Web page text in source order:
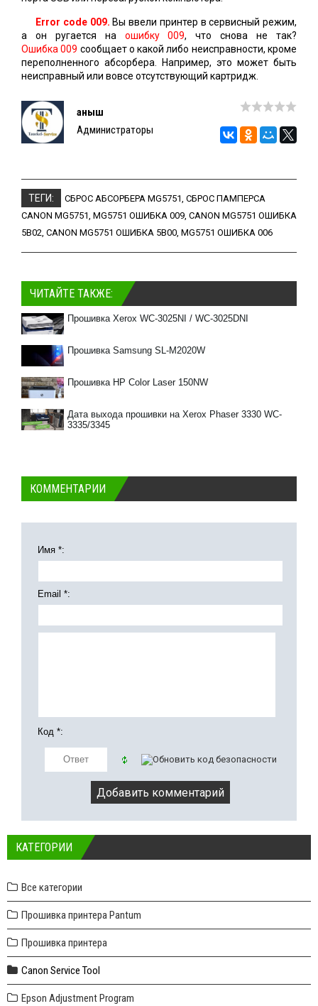
Error code 009. Вы ввели принтер в сервисный режим,
а он ругается на ошибку 009, что снова не так?
Ошибка 009 сообщает о какой либо неисправности, кроме
переполненного абсорбера. Например, это может быть
неисправный или вовсе отсутствующий картридж.
Қаныш
Администраторы
ТЕГИ: СБРОС АБСОРБЕРА MG5751, СБРОС ПАМПЕРСА
CANON MG5751, MG5751 ОШИБКА 009, CANON MG5751 ОШИБКА
5B02, CANON MG5751 ОШИБКА 5B00, MG5751 ОШИБКА 006
ЧИТАЙТЕ ТАКЖЕ:
Прошивка Xerox WC-3025NI / WC-3025DNI
Прошивка Samsung SL-M2020W
Прошивка HP Color Laser 150NW
Дата выхода прошивки на Xerox Phaser 3330 WC-
3335/3345
КОММЕНТАРИИ
Имя *:
Email *:
Код *:
КАТЕГОРИИ
Все категории
Прошивка принтера Pantum
Прошивка принтера
Canon Service Tool
Epson Adjustment Program